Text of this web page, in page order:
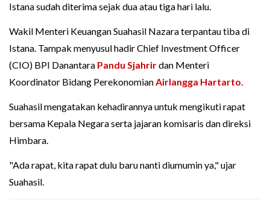
Istana sudah diterima sejak dua atau tiga hari lalu.
Wakil Menteri Keuangan Suahasil Nazara terpantau tiba di
Istana. Tampak menyusul hadir Chief Investment Officer
(CIO) BPI Danantara Pandu Sjahrirdan Menteri
Koordinator Bidang PerekonomianAirlangga Hartarto.
Suahasil mengatakan kehadirannya untuk mengikuti rapat
bersama Kepala Negara serta jajaran komisaris dan direksi
Himbara.
"Ada rapat, kita rapat dulu baru nanti diumumin ya," ujar
Suahasil.